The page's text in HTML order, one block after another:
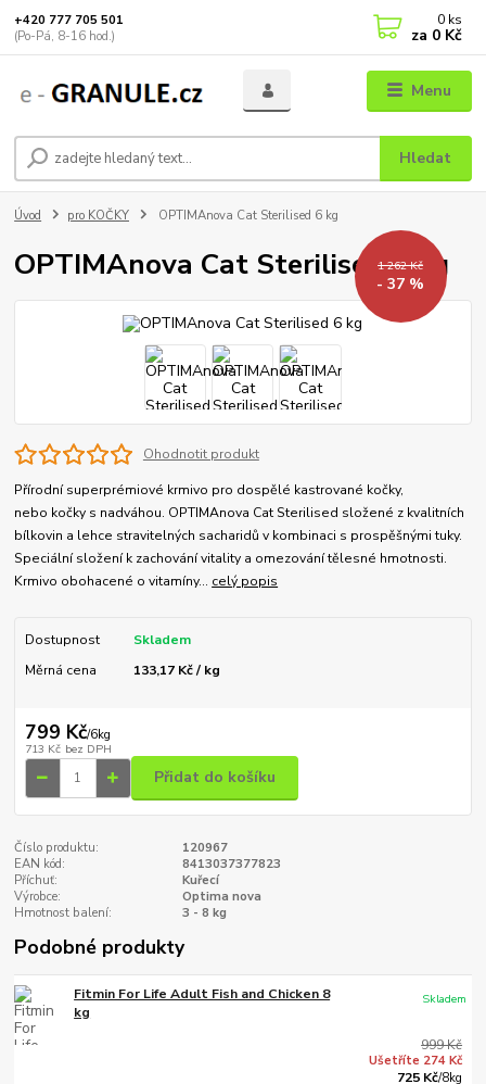
Menu
Hledat
+420 777 705 501
(Po-Pá, 8-16 hod.)
0 ks
za 0 Kč
Úvod pro KOČKY OPTIMAnova Cat Sterilised 6 kg
OPTIMAnova Cat Sterilised 6 kg
1 262 Kč
- 37 %
Ohodnotit produkt
Přírodní superprémiové krmivo pro dospělé kastrované kočky,
nebo kočky s nadváhou. OPTIMAnova Cat Sterilised složené z kvalitních
bílkovin a lehce stravitelných sacharidů v kombinaci s prospěšnými tuky.
Speciální složení k zachování vitality a omezování tělesné hmotnosti.
Krmivo obohacené o vitamíny... celý popis
Dostupnost
Skladem
Měrná cena
133,17 Kč / kg
799 Kč/6kg
713 Kč bez DPH
Přidat do košíku
Číslo produktu:
120967
EAN kód:
8413037377823
Příchuť:
Kuřecí
Výrobce:
Optima nova
Hmotnost balení:
3 - 8 kg
Podobné produkty
Fitmin For Life Adult Fish and Chicken 8
kg
999 Kč
Ušetříte 274 Kč
725 Kč/8kg
Skladem